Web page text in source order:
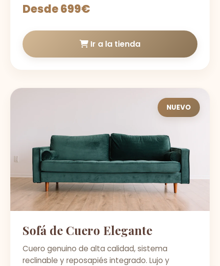
Desde 699€
Ir a la tienda
NUEVO
Sofá de Cuero Elegante
Cuero genuino de alta calidad, sistema
reclinable y reposapiés integrado. Lujo y